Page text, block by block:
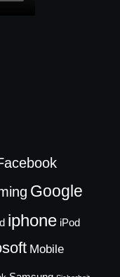
Google
iphone iPod
Mobile